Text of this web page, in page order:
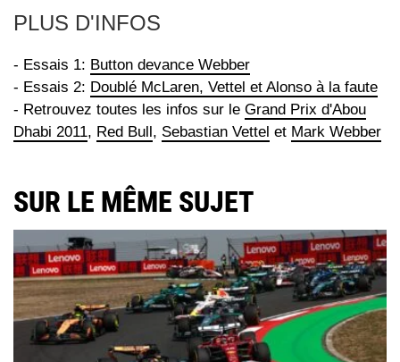
PLUS D'INFOS
- Essais 1: Button devance Webber
- Essais 2: Doublé McLaren, Vettel et Alonso à la faute
- Retrouvez toutes les infos sur le Grand Prix d'Abou
Dhabi 2011, Red Bull , Sebastian Vettel et Mark Webber
SUR LE MÊME SUJET